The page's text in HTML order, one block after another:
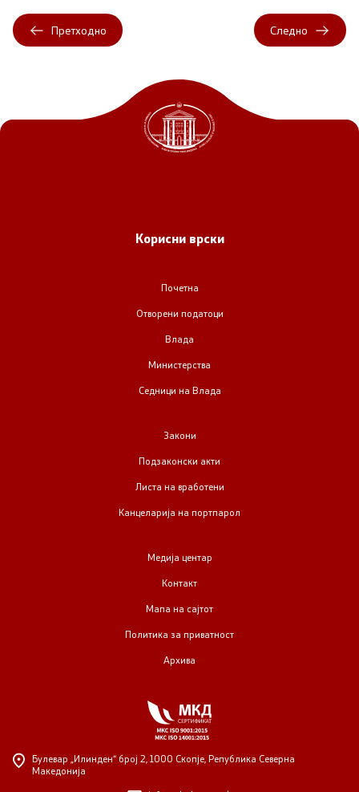
Со еден клик до сите услуги
Претходно Следно
Корисни врски
Почетна
Отворени податоци
Влада
Министерства
Седници на Влада
Закони
Подзаконски акти
Листа на вработени
Канцеларија на портпарол
Медија центар
Контакт
Мапа на сајтот
Политика за приватност
Архива
Булевар „Илинден“ број 2, 1000 Скопје, Република Северна
Македонија